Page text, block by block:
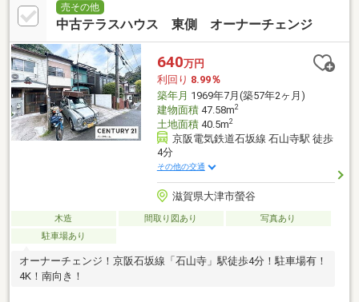
売その他
中古テラスハウス 東側 オーナーチェンジ
640万円
利回り 8.99％
築年月 1969年7月(築57年2ヶ月)
建物面積47.58m2
土地面積40.5m2
京阪電気鉄道石坂線 石山寺駅 徒歩
4分
その他の交通
滋賀県大津市螢谷
木造 間取り図あり
写真あり
駐車場あり
オーナーチェンジ！京阪石坂線「石山寺」駅徒歩4分！駐車場有！
4K！南向き！